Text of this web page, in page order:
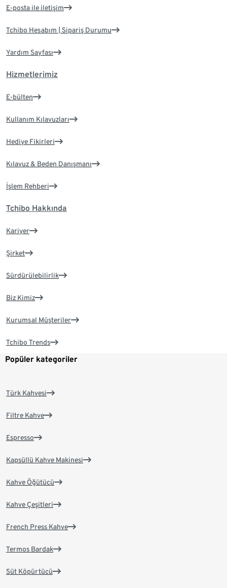
E-posta ile iletişim
Tchibo Hesabım | Sipariş Durumu
Yardım Sayfası
Hizmetlerimiz
E-bülten
Kullanım Kılavuzları
Hediye Fikirleri
Kılavuz & Beden Danışmanı
İşlem Rehberi
Tchibo Hakkında
Kariyer
Şirket
Sürdürülebilirlik
Biz Kimiz
Kurumsal Müşteriler
Tchibo Trends
Popüler kategoriler
Türk Kahvesi
Filtre Kahve
Espresso
Kapsüllü Kahve Makinesi
Kahve Öğütücü
Kahve Çeşitleri
French Press Kahve
Termos Bardak
Süt Köpürtücü